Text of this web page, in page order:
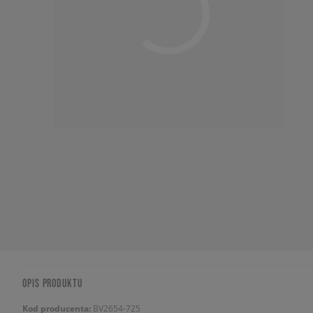
OPIS PRODUKTU
Kod producenta: BV2654-725